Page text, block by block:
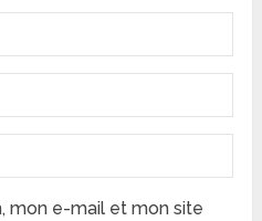
mon e-mail et mon site